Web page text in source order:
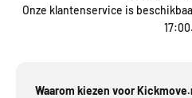
Onze klantenservice is
17:00.
Waarom kiezen voor